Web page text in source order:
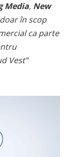
Media, New
în scop
ca parte
Vest”